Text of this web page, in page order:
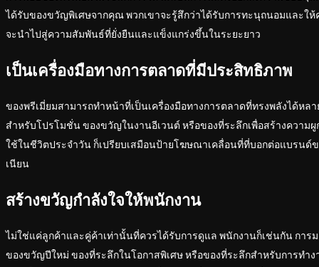
ได้รับของขวัญพิเศษจากคุณ พวกเขาจะรู้สึกว่าได้รับการทะนุถนอมและใ
จะนำไปสู่ความสัมพันธ์ที่ยั่งยืนและแข็งแกร่งขึ้นในระยะยาว
เป็นเครื่องมือทางการตลาดที่มีประสิทธิภาพ
ของพรีเมี่ยมสามารถทำหน้าที่เป็นเครื่องมือทางการตลาดที่ทรงพลังได้หล
สำหรับโปรโมชั่น ของขวัญในงานอีเวนต์ หรือของที่ระลึกเพื่อสร้างความ
ใช้ในชีวิตประจำวัน ก็เปรียบเสมือนป้ายโฆษณาเคลื่อนที่ที่บอกต่อแบรนด์
เนียน
สร้างขวัญกำลังใจให้พนักงาน
ไม่ใช่แค่ลูกค้าและคู่ค้าเท่านั้นที่ควรได้รับการดูแล พนักงานก็เช่นกัน การ
ของขวัญปีใหม่ ของที่ระลึกในโอกาสพิเศษ หรือของที่ระลึกสำหรับการทำ